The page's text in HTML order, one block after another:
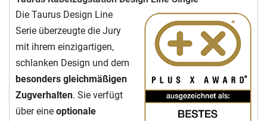
Die Taurus Design Line
Serie überzeugte die Jury
mit ihrem einzigartigen,
schlanken Design und dem
besonders gleichmäßigen
Zugverhalten. Sie verfügt
über eine optionale